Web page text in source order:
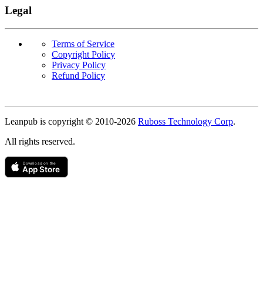
Legal
Terms of Service
Copyright Policy
Privacy Policy
Refund Policy
Copyright
Leanpub is copyright © 2010-2026 Ruboss Technology Corp.
All rights reserved.